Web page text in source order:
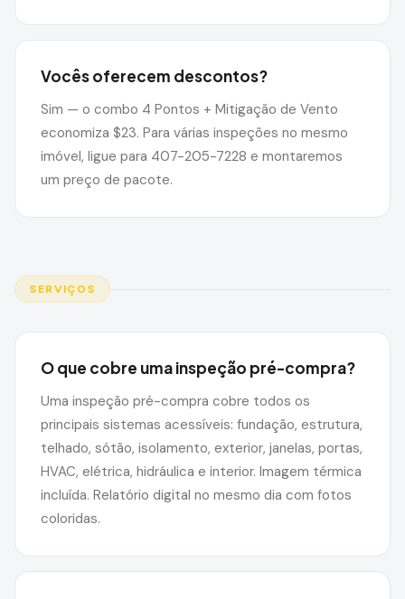
Vocês oferecem descontos?
Sim — o combo 4 Pontos + Mitigação de Vento
economiza $23. Para várias inspeções no mesmo
imóvel, ligue para 407-205-7228 e montaremos
um preço de pacote.
SERVIÇOS
O que cobre uma inspeção pré-compra?
Uma inspeção pré-compra cobre todos os
principais sistemas acessíveis: fundação, estrutura,
telhado, sótão, isolamento, exterior, janelas, portas,
HVAC, elétrica, hidráulica e interior. Imagem térmica
incluída. Relatório digital no mesmo dia com fotos
coloridas.